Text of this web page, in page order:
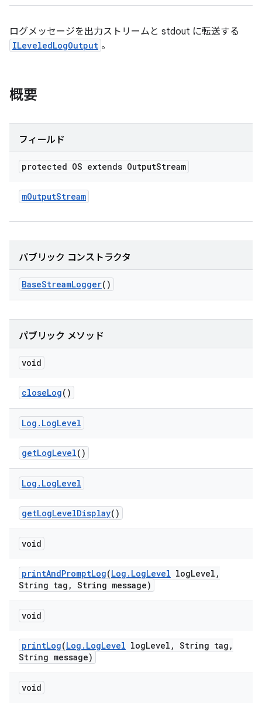
ログメッセージを出力ストリームと stdout に転送する
ILeveledLogOutput 。
概要
フィールド
protected OS extends OutputStream
mOutputStream
パブリック コンストラクタ
BaseStreamLogger()
パブリック メソッド
void
closeLog()
Log . LogLevel
getLogLevel()
Log . LogLevel
getLogLevelDisplay()
void
printAndPromptLog(Log . LogLevel logLevel ,
String tag , String message)
void
printLog(Log . LogLevel logLevel , String tag ,
String message)
void